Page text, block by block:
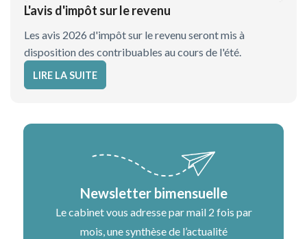
L'avis d'impôt sur le revenu
Les avis 2026 d'impôt sur le revenu seront mis à
disposition des contribuables au cours de l'été.
LIRE LA SUITE
Newsletter bimensuelle
Le cabinet vous adresse par mail 2 fois par
mois, une synthèse de l’actualité